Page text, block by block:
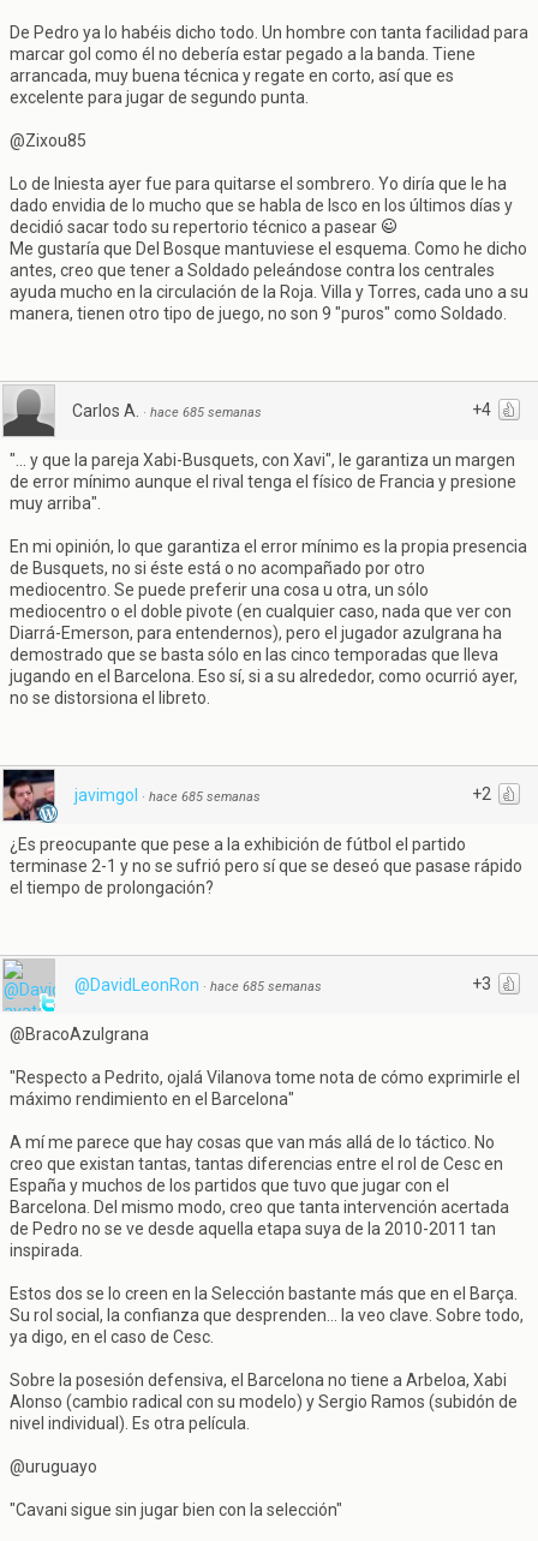
De Pedro ya lo habéis dicho todo. Un hombre con tanta facilidad para
marcar gol como él no debería estar pegado a la banda. Tiene
arrancada, muy buena técnica y regate en corto, así que es
excelente para jugar de segundo punta.
@Zixou85
Lo de Iniesta ayer fue para quitarse el sombrero. Yo diría que le ha
dado envidia de lo mucho que se habla de Isco en los últimos días y
decidió sacar todo su repertorio técnico a pasear
Me gustaría que Del Bosque mantuviese el esquema. Como he dicho
antes, creo que tener a Soldado peleándose contra los centrales
ayuda mucho en la circulación de la Roja. Villa y Torres, cada uno a su
manera, tienen otro tipo de juego, no son 9 "puros" como Soldado.
+4
Carlos A. · hace 685 semanas
"... y que la pareja Xabi-Busquets, con Xavi", le garantiza un margen
de error mínimo aunque el rival tenga el físico de Francia y presione
muy arriba".
En mi opinión, lo que garantiza el error mínimo es la propia presencia
de Busquets, no si éste está o no acompañado por otro
mediocentro. Se puede preferir una cosa u otra, un sólo
mediocentro o el doble pivote (en cualquier caso, nada que ver con
Diarrá-Emerson, para entendernos), pero el jugador azulgrana ha
demostrado que se basta sólo en las cinco temporadas que lleva
jugando en el Barcelona. Eso sí, si a su alrededor, como ocurrió ayer,
no se distorsiona el libreto.
+2
javimgol · hace 685 semanas
¿Es preocupante que pese a la exhibición de fútbol el partido
terminase 2-1 y no se sufrió pero sí que se deseó que pasase rápido
el tiempo de prolongación?
+3
@DavidLeonRon · hace 685 semanas
@BracoAzulgrana
"Respecto a Pedrito, ojalá Vilanova tome nota de cómo exprimirle el
máximo rendimiento en el Barcelona"
A mí me parece que hay cosas que van más allá de lo táctico. No
creo que existan tantas, tantas diferencias entre el rol de Cesc en
España y muchos de los partidos que tuvo que jugar con el
Barcelona. Del mismo modo, creo que tanta intervención acertada
de Pedro no se ve desde aquella etapa suya de la 2010-2011 tan
inspirada.
Estos dos se lo creen en la Selección bastante más que en el Barça.
Su rol social, la confianza que desprenden... la veo clave. Sobre todo,
ya digo, en el caso de Cesc.
Sobre la posesión defensiva, el Barcelona no tiene a Arbeloa, Xabi
Alonso (cambio radical con su modelo) y Sergio Ramos (subidón de
nivel individual). Es otra película.
@uruguayo
"Cavani sigue sin jugar bien con la selección"